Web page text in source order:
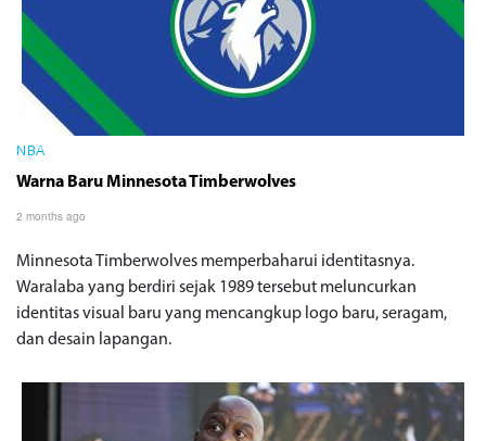
NBA
Warna Baru Minnesota Timberwolves
2 months ago
Minnesota Timberwolves memperbaharui identitasnya.
Waralaba yang berdiri sejak 1989 tersebut meluncurkan
identitas visual baru yang mencangkup logo baru, seragam,
dan desain lapangan.